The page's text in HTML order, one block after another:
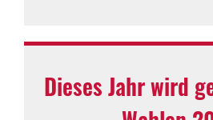
Dieses Jahr wird